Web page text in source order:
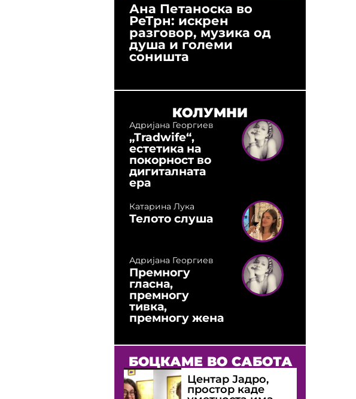
Ана Петаноска во
РеТрн: искрен
разговор, музика од
душа и големи
соништа
КОЛУМНИ
Адријана Георгиев
„Tradwife“,
естетика на
покорност во
дигиталната
ера
Катарина Лука
Телото слуша
Адријана Георгиев
Премногу
гласна,
премногу
тивка,
премногу жена
БОЦКАМЕ ВО САБОТА
Центар Јадро,
простор каде